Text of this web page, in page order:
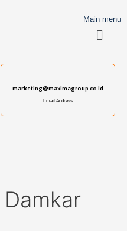
Main menu
Menu
marketing@maximagroup.co.id
Email Address